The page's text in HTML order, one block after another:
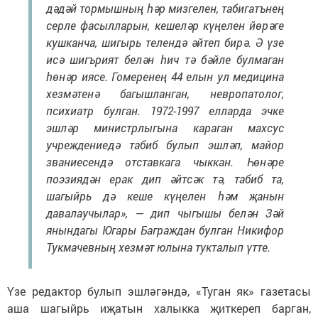
дәдәй тормышның һәр мизгелен, табигатънең
серле фасылларын, кешеләр күңелен йөрәге
кушканча, шигырь телендә әйтеп бирә. Ә үзе
исә шигърият белән һич тә бәйле булмаган
һөнәр иясе. Гомеренең 44 елын ул медицина
хезмәтенә багышланган, невропатолог,
психиатр булган. 1972-1997 елларда эчке
эшләр министрлыгына караган махсус
учреждениедә табиб булып эшләп, майор
званиесендә отставкага чыккан. Һөнәре
поэзиядән ерак дип әйтсәк тә, табиб та,
шагыйрь дә кеше күңелен һәм җанын
давалаучылар», — дип чыгышы белән Зәй
янындагы Югары Баграждан булган Никифор
Тукмачевның хезмәт юлына тукталып үтте.
Үзе редактор булып эшләгәндә, «Туган як» газетасы
аша шагыйрь иҗатын халыкка җиткереп барган,